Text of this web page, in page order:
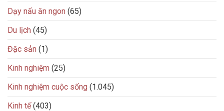
Dạy nấu ăn ngon (65)
Du lịch (45)
Đặc sản (1)
Kinh nghiệm (25)
Kinh nghiệm cuộc sống (1.045)
Kinh tế(403)